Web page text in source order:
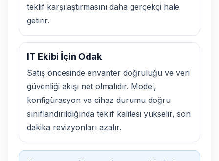
teklif karşılaştırmasını daha gerçekçi hale
getirir.
IT Ekibi İçin Odak
Satış öncesinde envanter doğruluğu ve veri
güvenliği akışı net olmalıdır. Model,
konfigürasyon ve cihaz durumu doğru
sınıflandırıldığında teklif kalitesi yükselir, son
dakika revizyonları azalır.